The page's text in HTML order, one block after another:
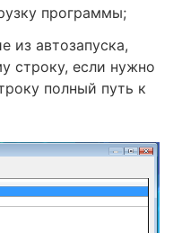
программы;
из автозапуска,
строку, если нужно
полный путь к